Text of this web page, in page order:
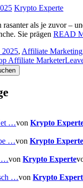
Krypto Experte
als je zuvor –
Sie prägen READ
2025, Affiliate Marketing
Affiliate Marketer
…von Krypto
…von Krypto Experte
…von Krypto Experte
…von Krypto